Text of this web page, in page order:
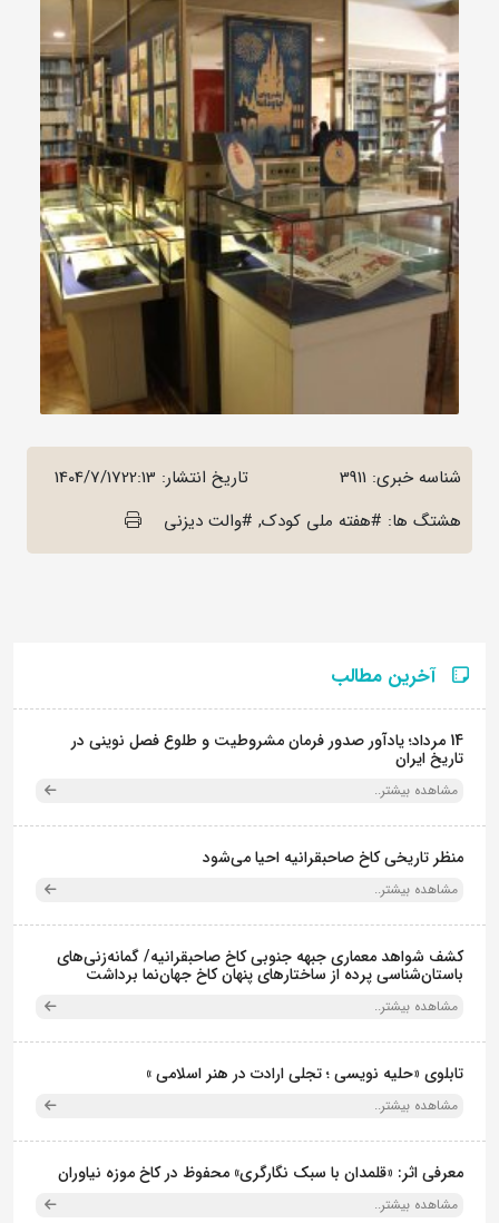
شناسه خبری: 3911 تاریخ انتشار: 1404/7/1722:13
هشتگ ها: #هفته ملی کودک, #والت دیزنی
آخرین مطالب
14 مرداد؛ یادآور صدور فرمان مشروطیت و طلوع فصل نوینی در
تاریخ ایران
مشاهده بیشتر..
منظر تاریخی کاخ صاحبقرانیه احیا می‌شود
مشاهده بیشتر..
کشف شواهد معماری جبهه جنوبی کاخ صاحبقرانیه/ گمانه‌زنی‌های
باستان‌شناسی پرده از ساختارهای پنهان کاخ جهان‌نما برداشت
مشاهده بیشتر..
تابلوی «حلیه نویسی ؛ تجلی ارادت در هنر اسلامی »
مشاهده بیشتر..
معرفی اثر: «قلمدان با سبک نگارگری» محفوظ در کاخ موزه نیاوران
مشاهده بیشتر..